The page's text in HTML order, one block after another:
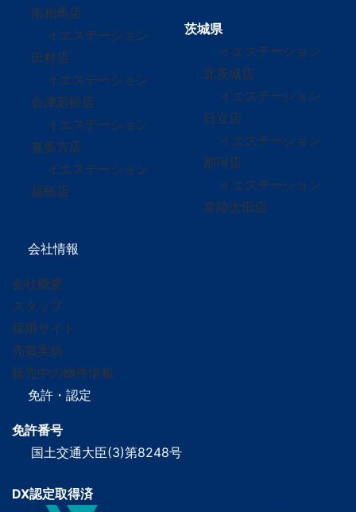
南相馬店
イエステーション
田村店
イエステーション
会津若松店
イエステーション
喜多方店
イエステーション
福島店
茨城県
イエステーション
北茨城店
イエステーション
日立店
イエステーション
那珂店
イエステーション
常陸太田店
会社情報
会社概要
スタッフ
採用サイト
売買実績
販売中の物件情報
免許・認定
免許番号
国土交通大臣(3)第8248号
DX認定取得済